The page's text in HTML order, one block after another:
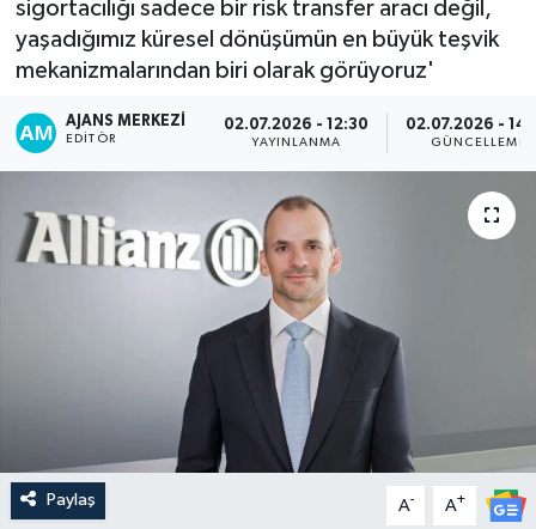
sigortacılığı sadece bir risk transfer aracı değil,
yaşadığımız küresel dönüşümün en büyük teşvik
mekanizmalarından biri olarak görüyoruz'
AJANS MERKEZI
EDITÖR
02.07.2026 - 12:30
YAYINLANMA
02.07.2026 -
GÜNCELLEME
Paylaş A- A+